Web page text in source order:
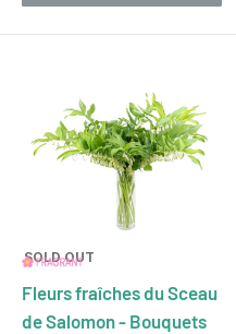
SOLD OUT
Fleurs fraîches du Sceau
de Salomon - Bouquets